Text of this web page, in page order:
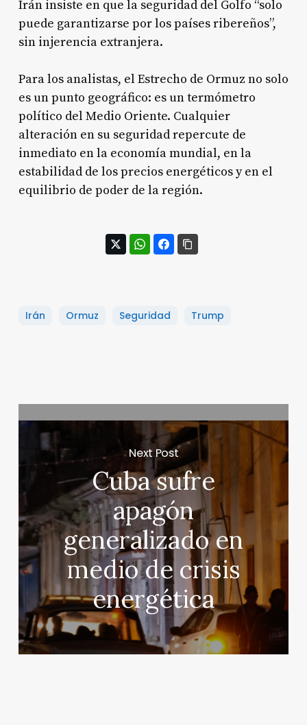
Irán insiste en que la seguridad del Golfo “solo
puede garantizarse por los países ribereños”,
sin injerencia extranjera.
Para los analistas, el Estrecho de Ormuz no solo
es un punto geográfico: es un termómetro
político del Medio Oriente. Cualquier
alteración en su seguridad repercute de
inmediato en la economía mundial, en la
estabilidad de los precios energéticos y en el
equilibrio de poder de la región.
Irán Ormuz Seguridad Trump
Next Post
Cuba sufre
apagón
generalizado en
medio de crisis
energética